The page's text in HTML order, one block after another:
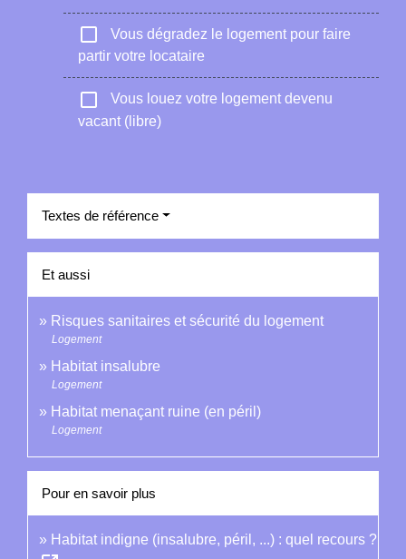
check_box_outline_blank
Vous dégradez le logement pour faire
partir votre locataire
check_box_outline_blank
Vous louez votre logement devenu
vacant (libre)
Textes de référence
Et aussi
Risques sanitaires et sécurité du logement
Logement
Habitat insalubre
Logement
Habitat menaçant ruine (en péril)
Logement
Pour en savoir plus
Habitat indigne (insalubre, péril, ...) : quel recours ?